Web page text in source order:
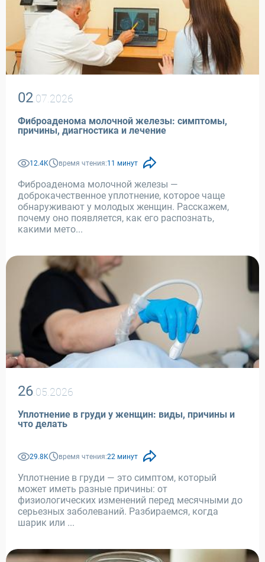
02 .07.2026
Фиброаденома молочной железы: симптомы,
причины, диагностика и лечение
12.4K время чтения:11 минут
Фиброаденома молочной железы —
доброкачественное уплотнение, которое чаще
обнаруживают у молодых женщин. Расскажем,
почему оно появляется, как его распознать,
какими мето...
26 .05.2026
Уплотнение в груди у женщин: виды, причины и
что делать
29.8K время чтения:22 минут
Уплотнение в груди — это симптом, который
может иметь разные причины: от
физиологических изменений перед месячными до
серьезных заболеваний. Разбираемся, когда
шарик или ...